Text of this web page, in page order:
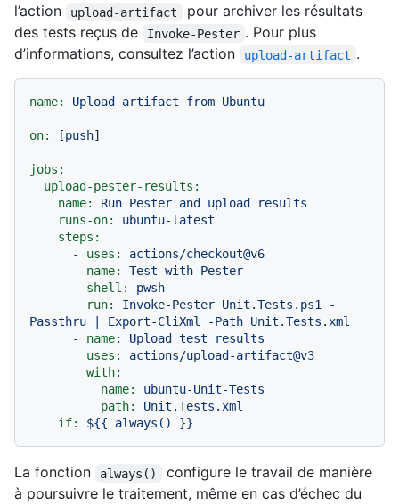
l’action
upload-artifact
pour archiver les résultats
des tests reçus de
Invoke-Pester . Pour plus
d’informations, consultez l’action
upload-artifact .
name: Upload artifact from Ubuntu
on: [push]
jobs:
upload-pester-results:
name:
Run Pester and upload
results
runs-on:
ubuntu-latest
steps:
-
uses:
actions/checkout@v6
-
name: Test with Pester
shell:
pwsh
run:
Invoke-Pester Unit.Tests.ps1
-
Passthru
Export-CliXml -Path Unit.Tests.xml
-
name: Upload test
results
uses:
actions/upload-artifact@v3
with:
name:
ubuntu-Unit-Tests
path:
Unit.Tests.xml
if:
${{ always() }}
La fonction always()
configure le travail de manière
à poursuivre le traitement, même en cas d’échec du